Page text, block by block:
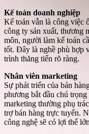
Kế toán doanh nghiệp
Kế toán vẫn là công việc
công ty sản xuất, thương
môn, người làm kế toán
tốt. Đây là nghề phù hợp
trình thăng tiến rõ ràng.
Nhân viên marketing
Sự phát triển của bán
phương bắt đầu chú
marketing thường phụ
trợ bán hàng trực tuyến.
công nghệ sẽ có lợi thế